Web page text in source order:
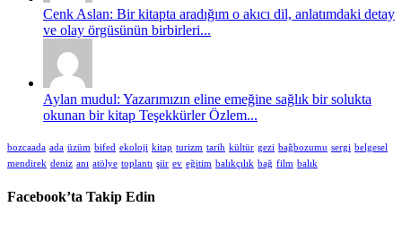
Cenk Aslan: Bir kitapta aradığım o akıcı dil, anlatımdaki detay
ve olay örgüsünün birbirleri...
Aylan mudul: Yazarımızın eline emeğine sağlık bir solukta
okunan bir kitap Teşekkürler Özlem...
bozcaada ada üzüm bifed ekoloji kitap turizm tarih kültür gezi bağbozumu sergi belgesel
mendirek deniz anı atölye toplantı şiir ev eğitim balıkçılık bağ film balık
Facebook’ta Takip Edin